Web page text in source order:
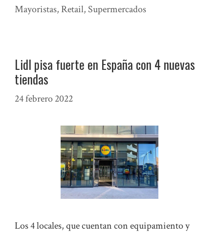
Mayoristas, Retail, Supermercados
Lidl pisa fuerte en España con 4 nuevas
tiendas
24 febrero 2022
Los 4 locales, que cuentan con equipamiento y